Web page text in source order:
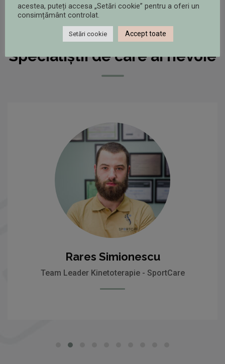
SPORTCARE
Specialiștii de care ai nevoie
Rares Simionescu
Team Leader Kinetoterapie - SportCare
acestea, puteți accesa „Setări cookie” pentru a oferi un
consimțământ controlat.
Setări cookie Accept toate